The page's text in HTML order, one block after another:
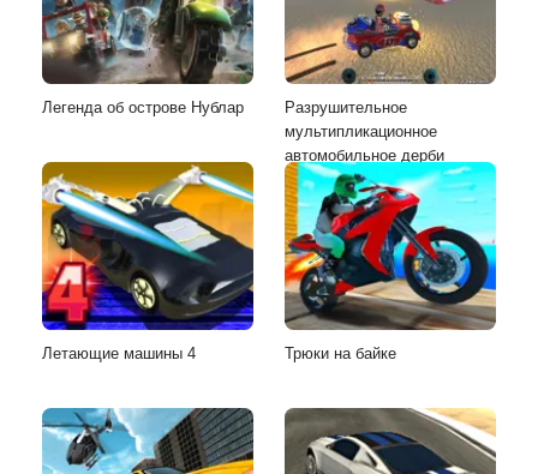
Легенда об острове Нублар
Разрушительное
мультипликационное
автомобильное дерби
Летающие машины 4 Трюки на байке